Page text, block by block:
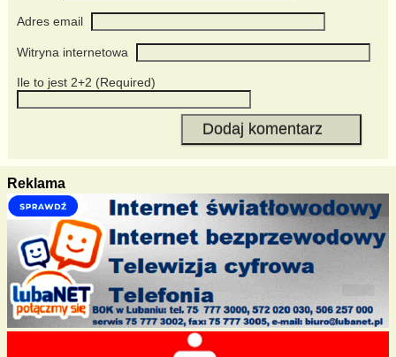
Adres email
Witryna internetowa
Ile to jest 2+2 (Required)
Reklama